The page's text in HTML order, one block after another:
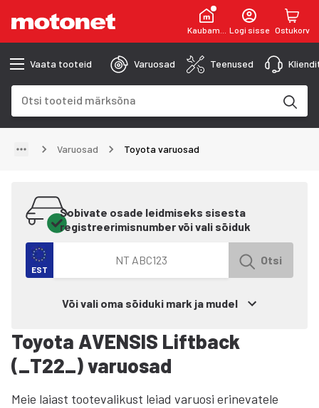
KaubamajaLogi sisse Ostukorv
Vaata tooteid Varuosad Teenused
Varuosad Toyota varuosad
Sobivate osade leidmiseks sisesta
registreerimisnumber või vali sõiduk
EST
Otsi autot registreerimisnumbri järgi
Otsi
Või vali oma sõiduki mark ja mudel
Toyota AVENSIS Liftback
(_T22_) varuosad
Meie laiast tootevalikust leiad varuosi erinevatele